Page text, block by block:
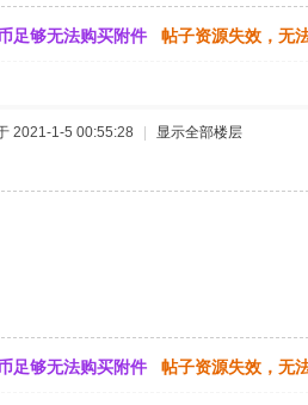
足够无法购买附件 帖子资源失效，无
2021-1-5 00:55:28 显示全部楼层
足够无法购买附件 帖子资源失效，无